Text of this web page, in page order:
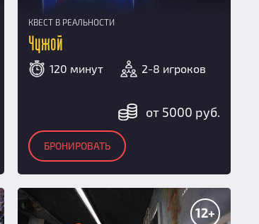
КВЕСТ В РЕАЛЬНОСТИ
Чужой
120 минут 2-8 игроков
от 5000 руб.
БРОНИРОВАТЬ
12+